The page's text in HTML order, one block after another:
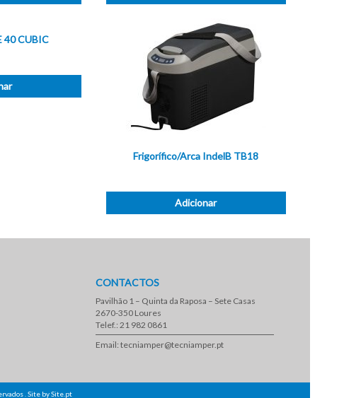
40 CUBIC
Frigorífico/Arca IndelB TB18
Adicionar
CONTACTOS
Pavilhão 1 – Quinta da Raposa – Sete Casas
2670-350 Loures
Telef.: 21 982 0861
Email: tecniamper@tecniamper.pt
.Site bySite.pt